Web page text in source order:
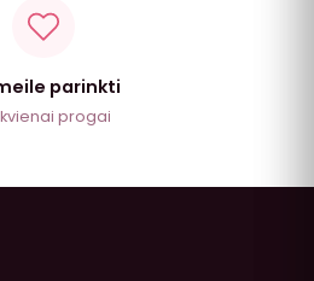
parinkti
progai